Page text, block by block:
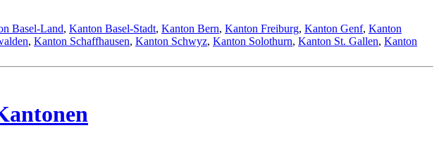
Basel-Land, Kanton Basel-Stadt, Kanton Bern, Kanton Freiburg, Kanton Genf, Kanton
, Kanton Schaffhausen, Kanton Schwyz, Kanton Solothurn, Kanton St. Gallen, Kanton